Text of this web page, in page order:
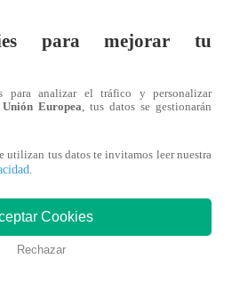
Válgame Dios, se reveló una
protagonista a Melissa Klug,
mostró, se puede ver a la
corazón de Brunella Horna.
para mejorar tu
para analizar el tráfico y personalizar
Unión Europea, tus datos se gestionarán
utilizan tus datos te invitamos leer nuestra
.
Cookies
Rechazar